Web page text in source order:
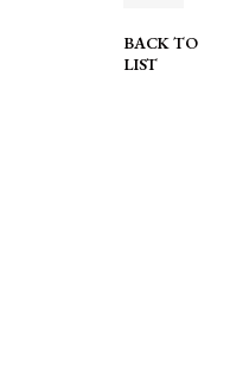
BACK TO
LIST